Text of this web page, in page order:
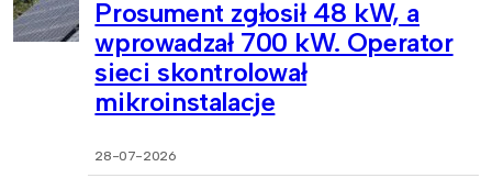
Prosument zgłosił 48 kW, a
wprowadzał 700 kW. Operator
sieci skontrolował
mikroinstalacje
28-07-2026